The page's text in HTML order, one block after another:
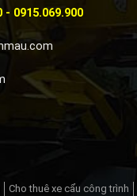
- 0915.069.900
Cho thuê xe cẩu công trình